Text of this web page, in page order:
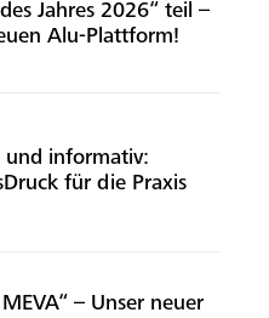
Jahres 2026“ teil –
Alu-Plattform!
und informativ:
für die Praxis
– Unser neuer
Suche